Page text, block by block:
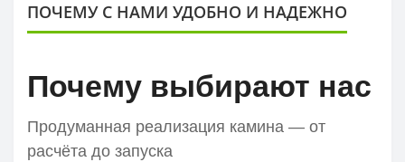
ПОЧЕМУ С НАМИ УДОБНО И НАДЕЖНО
Почему выбирают нас
Продуманная реализация камина — от
расчёта до запуска